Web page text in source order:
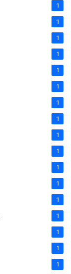
1
1
1
1
1
1
1
1
1
1
1
1
1
1
1
1
1